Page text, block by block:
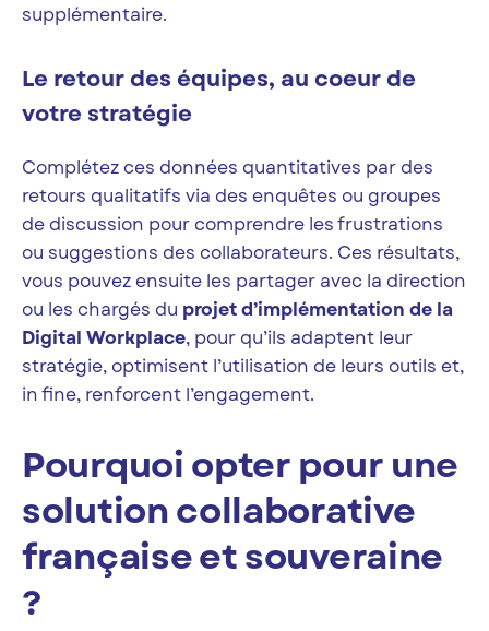
supplémentaire.
Le retour des équipes, au coeur de
votre stratégie
Complétez ces données quantitatives par des
retours qualitatifs via des enquêtes ou groupes
de discussion pour comprendre les frustrations
ou suggestions des collaborateurs. Ces résultats,
vous pouvez ensuite les partager avec la direction
ou les chargés du projet d’implémentation de la
Digital Workplace, pour qu’ils adaptent leur
stratégie, optimisent l’utilisation de leurs outils et,
in fine, renforcent l’engagement.
Pourquoi opter pour une
solution collaborative
française et souveraine
?